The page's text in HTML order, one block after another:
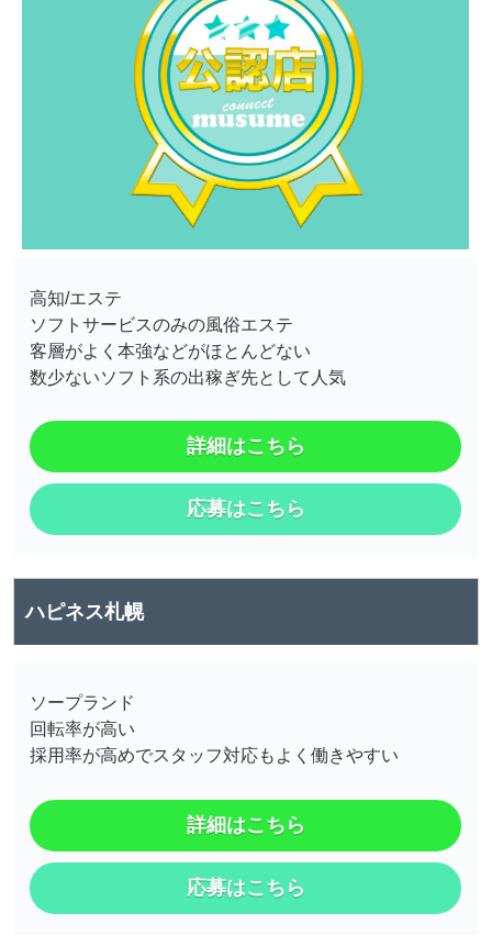
高知/エステ
ソフトサービスのみの風俗エステ
客層がよく本強などがほとんどない
数少ないソフト系の出稼ぎ先として人気
詳細はこちら
応募はこちら
ハピネス札幌
ソープランド
回転率が高い
採用率が高めでスタッフ対応もよく働きやすい
詳細はこちら
応募はこちら